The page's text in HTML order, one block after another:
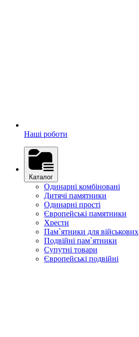
Наші роботи
Каталог
Одинарні комбіновані
Дитячі памятники
Одинарні прості
Європейські памятники
Хрести
Пам`ятники для військових
Подвійні пам`ятники
Супутні товари
Європейські подвійні